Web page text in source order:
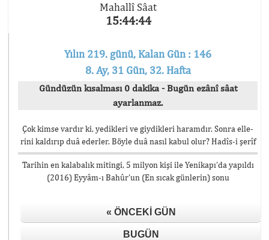
Mahallî Sâat
15:44:44
Yılın 219. günü, Kalan Gün : 146
8. Ay, 31 Gün, 32. Hafta
Gündüzün kısalması 0 dakika - Bugün ezânî sâat
ayarlanmaz.
Çok kimse vardır ki, yedikleri ve giydikleri haramdır. Sonra elle-
rini kaldırıp duâ ederler. Böyle duâ nasıl kabul olur? Hadîs-i şerîf
Tarihin en kalabalık mitingi, 5 milyon kişi ile Yenikapı’da yapıldı
(2016) Eyyâm-ı Bahûr’un (En sıcak günlerin) sonu
« ÖNCEKI GÜN
BUGÜN